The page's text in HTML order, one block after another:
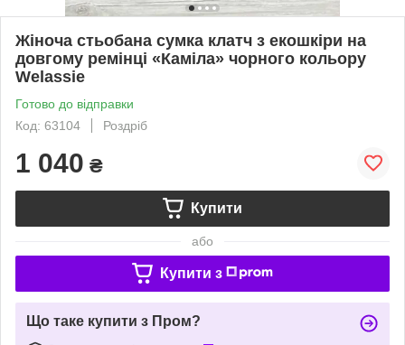
Жіноча стьобана сумка клатч з екошкіри на
довгому ремінці «Каміла» чорного кольору
Welassie
Готово до відправки
Код: 63104
Роздріб
1 040 ₴
Купити
або
Купити з
Що таке купити з Пром?